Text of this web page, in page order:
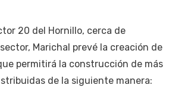
20 del Hornillo, cerca de
Marichal prevé la creación de
permitirá la construcción de más
de la siguiente manera: